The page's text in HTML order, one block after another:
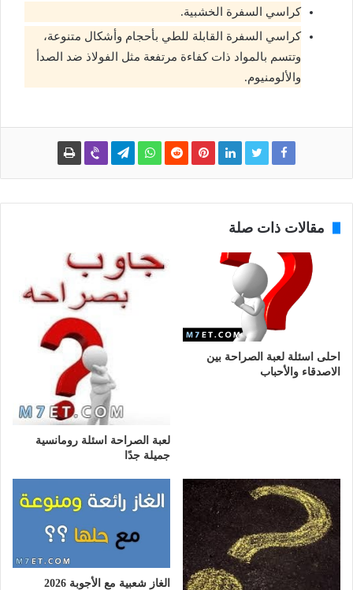
كراسي السفرة الخشبية.
كراسي السفرة القابلة للطي بأحجام وأشكال متنوعة،
وتتسم بالمواد ذات كفاءة مرتفعة مثل الفولاذ ضد الصدأ
والألومنيوم.
مقالات ذات صلة
احلى اسئلة لعبة الصراحة بين
الاصدقاء والأحباب
لعبة الصراحة اسئلة رومانسية
جميلة جدًا
الغاز شعبية مع الأجوبة 2026